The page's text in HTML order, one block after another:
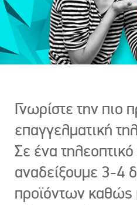
Γνωρίστε την πιο
επαγγελματική
Σε ένα
αναδείξουμε 3-4
προϊόντων καθώς